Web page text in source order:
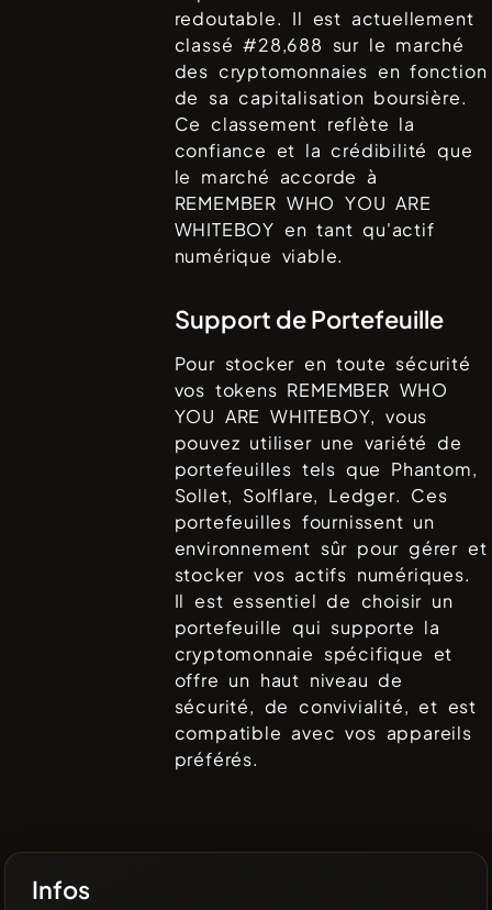
redoutable. Il est actuellement
classé #28,688 sur le marché
des cryptomonnaies en fonction
de sa capitalisation boursière.
Ce classement reflète la
confiance et la crédibilité que
le marché accorde à
REMEMBER WHO YOU ARE
WHITEBOY en tant qu'actif
numérique viable.
Support de Portefeuille
Pour stocker en toute sécurité
vos tokens REMEMBER WHO
YOU ARE WHITEBOY, vous
pouvez utiliser une variété de
portefeuilles tels que Phantom,
Sollet, Solflare, Ledger. Ces
portefeuilles fournissent un
environnement sûr pour gérer et
stocker vos actifs numériques.
Il est essentiel de choisir un
portefeuille qui supporte la
cryptomonnaie spécifique et
offre un haut niveau de
sécurité, de convivialité, et est
compatible avec vos appareils
préférés.
Infos